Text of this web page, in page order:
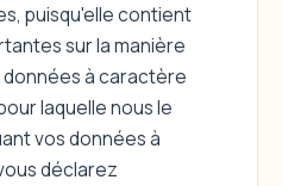
puisqu'elle contient
sur la manière
à caractère
laquelle nous le
vos données à
déclarez